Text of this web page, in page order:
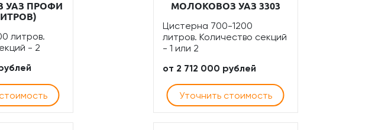
УАЗ ПРОФИ
литров.
- 2
МОЛОКОВОЗ УАЗ 3303
Цистерна 700-1200
литров. Количество секций
- 1 или 2
от 2 712 000 рублей
Уточнить стоимость